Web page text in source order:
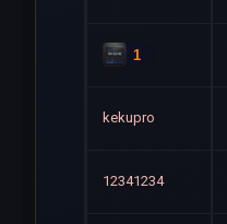
1
kekupro
12341234